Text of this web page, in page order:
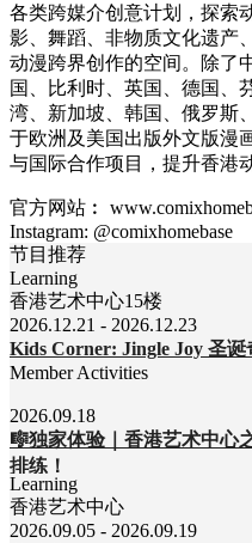
各类跨媒介创 意计划，探索
影、舞蹈、非物质文化遗产
动漫跨界创 作的空间 。除了
国、比利 时 、英国、德国、
湾、新加坡、 韩国、俄罗斯
于欧洲及美国出版外文版漫
与国 际合作项 目，提升香港
官方网站 ︰
Instagram: @comixhomebase
节目推荐
Learning
香港艺术中心15楼
2026.12.21 - 2026.12.23
Kids Corner: Jingle Joy 圣诞
Member Activities
2026.09.18
🎼独家体验｜香港艺术中心
排练！
Learning
香港艺术中心
2026.09.05 - 2026.09.19